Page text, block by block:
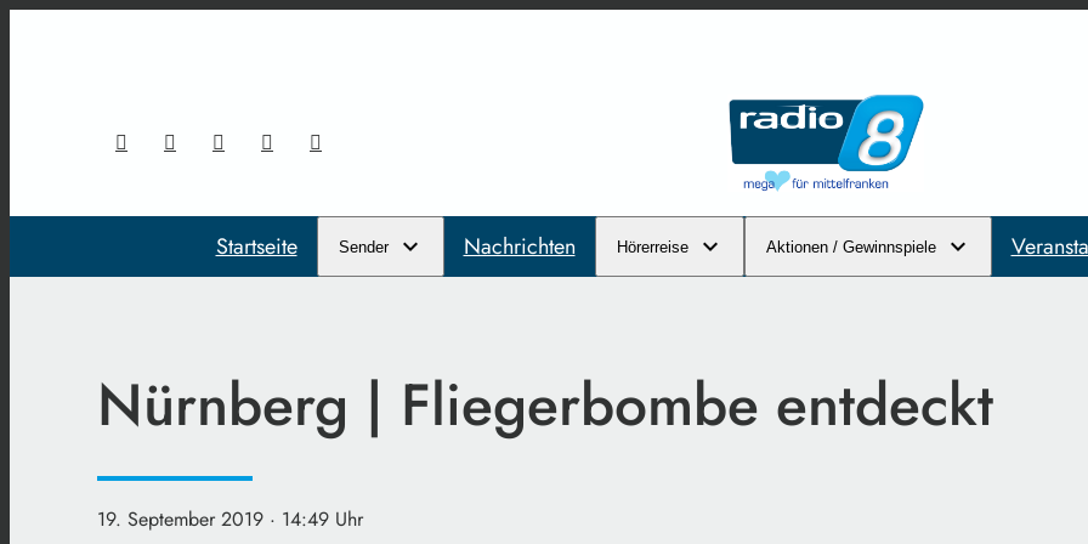
Startseite Sender Nachrichten Hörerreise Aktionen / Gewinnspiele
Nürnberg | Fliegerbombe entdeckt
19. September 2019 · 14:49 Uhr